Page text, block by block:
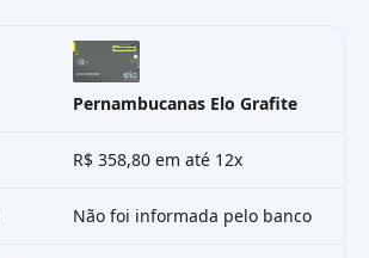
Pernambucanas Elo Grafite
R$ 358,80 em até 12x
Não foi informada pelo banco